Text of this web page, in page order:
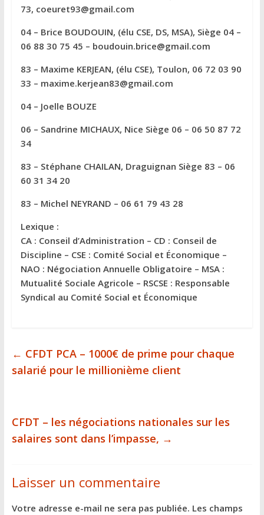
73, coeuret93@gmail.com
04 – Brice BOUDOUIN, (élu CSE, DS, MSA), Siège 04 –
06 88 30 75 45 – boudouin.brice@gmail.com
83 – Maxime KERJEAN, (élu CSE), Toulon, 06 72 03 90
33 – maxime.kerjean83@gmail.com
04 – Joelle BOUZE
06 – Sandrine MICHAUX, Nice Siège 06 – 06 50 87 72
34
83 – Stéphane CHAILAN, Draguignan Siège 83 – 06
60 31 34 20
83 – Michel NEYRAND – 06 61 79 43 28
Lexique :
CA : Conseil d’Administration – CD : Conseil de
Discipline – CSE : Comité Social et Économique –
NAO : Négociation Annuelle Obligatoire – MSA :
Mutualité Sociale Agricole – RSCSE : Responsable
Syndical au Comité Social et Économique
← CFDT PCA – 1000€ de prime pour chaque
salarié pour le millionième client
CFDT – les négociations nationales sur les
salaires sont dans l’impasse, →
Laisser un commentaire
Votre adresse e-mail ne sera pas publiée. Les champs